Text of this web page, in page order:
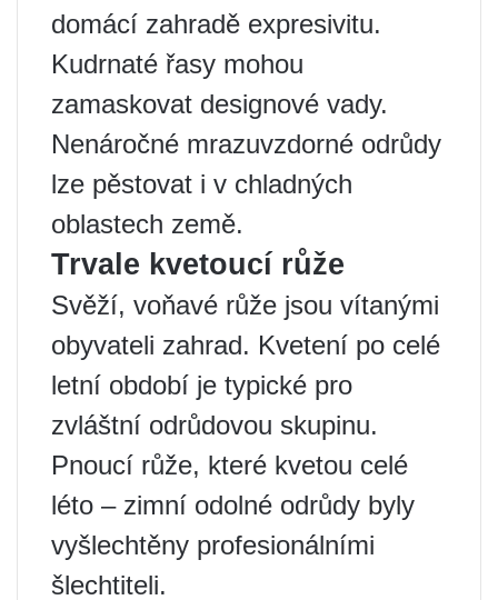
domácí zahradě expresivitu.
Kudrnaté řasy mohou
zamaskovat designové vady.
Nenáročné mrazuvzdorné odrůdy
lze pěstovat i v chladných
oblastech země.
Trvale kvetoucí růže
Svěží, voňavé růže jsou vítanými
obyvateli zahrad. Kvetení po celé
letní období je typické pro
zvláštní odrůdovou skupinu.
Pnoucí růže, které kvetou celé
léto – zimní odolné odrůdy byly
vyšlechtěny profesionálními
šlechtiteli.